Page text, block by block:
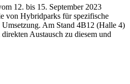
12. bis 15. September 2023
von Hybridparks für spezifische
Umsetzung. Am Stand 4B12 (Halle 4)
Austausch zu diesem und